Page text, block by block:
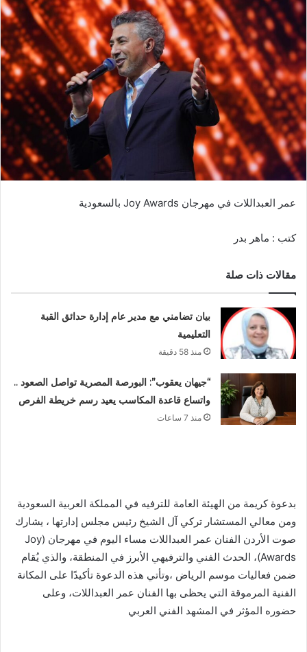
عمر العبداللات في مهرجان Joy Awards بالسعودية
كتب : ماهر بدر
مقالات ذات صلة
بيان تضامني مع مدير عام إدارة حدائق القبة
التعليمية
منذ 58 دقيقة
“جيهان يعقوب”: البورصة المصرية تواصل الصعود ..
واتساع قاعدة المكاسب يعيد رسم خريطة الفرص
منذ 7 ساعات
بدعوة كريمة من الهيئة العامة للترفيه في المملكة العربية السعودية
ومن معالي المستشار تركي آل الشيخ رئيس مجلس إدارتها ، يشارك
صوت الأردن الفنان عمر العبداللات مساء اليوم في مهرجان (Joy
Awards)، الحدث الفني والترفيهي الأبرز في المنطقة، والذي يُقام
ضمن فعاليات موسم الرياض ،وتأتي هذه الدعوة تأكيدًا على المكانة
الفنية المرموقة التي يحظى بها الفنان عمر العبداللات، وعلى
حضوره المؤثر في المشهد الفني العربي